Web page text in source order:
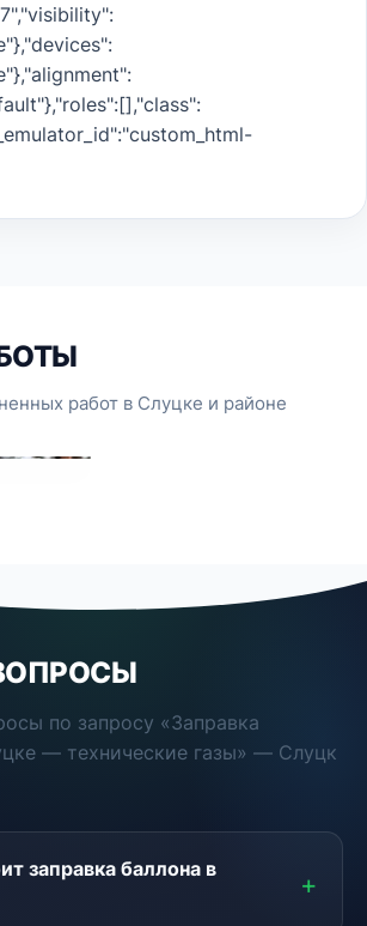
работ в Слуцке и районе
по запросу «Заправка
— технические газы» — Слуцк
заправка баллона в